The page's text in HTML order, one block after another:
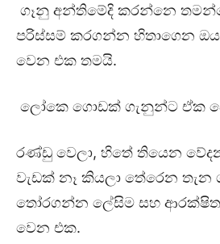
ගෑනු අන්තිමේදි කරන්නෙ
පරිස්සම් කරගන්න හිතාගෙන
වෙන එක තමයි.
ලෝකෙ ගොඩක් ගැනුන්ට ඒක
රණ්ඩු වෙලා, හිතේ තියෙන
වැඩක් නෑ කියලා තේරෙන තැන
තෝරගන්න ලේසිම සහ
වෙන එක.